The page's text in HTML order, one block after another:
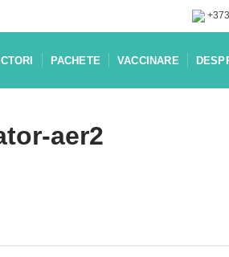
PACHETE VACCINARE
aer2